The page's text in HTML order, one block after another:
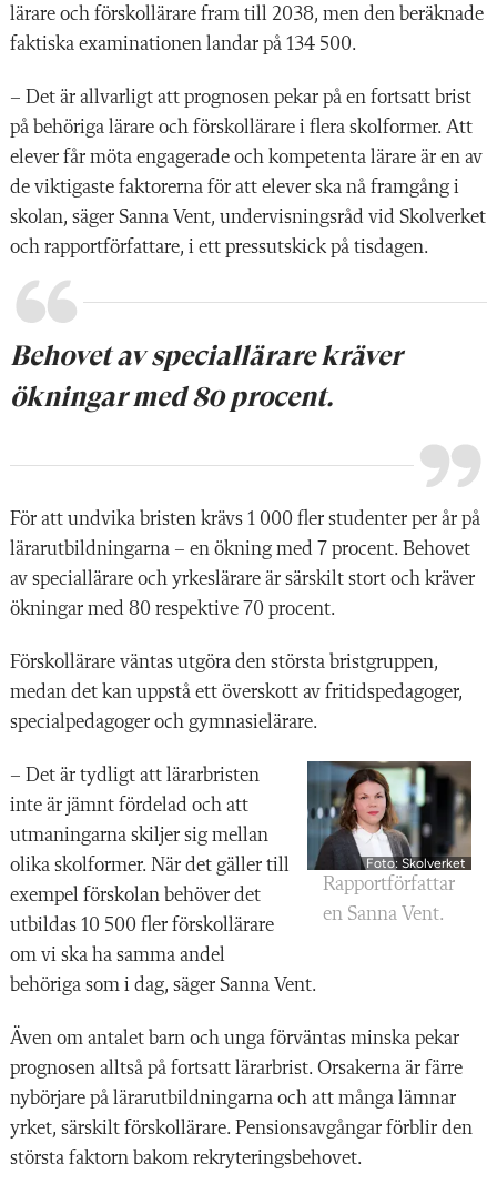
lärare och förskollärare fram till 2038, men den beräknade
faktiska examinationen landar på 134 500.
– Det är allvarligt att prognosen pekar på en fortsatt brist
på behöriga lärare och förskollärare i flera skolformer. Att
elever får möta engagerade och kompetenta lärare är en av
de viktigaste faktorerna för att elever ska nå framgång i
skolan, säger Sanna Vent, undervisningsråd vid Skolverket
och rapportförfattare, i ett pressutskick på tisdagen.
Behovet av speciallärare kräver
ökningar med 80 procent.
För att undvika bristen krävs 1 000 fler studenter per år på
lärarutbildningarna – en ökning med 7 procent. Behovet
av speciallärare och yrkeslärare är särskilt stort och kräver
ökningar med 80 respektive 70 procent.
Förskollärare väntas utgöra den största bristgruppen,
medan det kan uppstå ett överskott av fritidspedagoger,
specialpedagoger och gymnasielärare.
Foto: Skolverket
Rapportförfattar
en Sanna Vent.
– Det är tydligt att lärarbristen
inte är jämnt fördelad och att
utmaningarna skiljer sig mellan
olika skolformer. När det gäller till
exempel förskolan behöver det
utbildas 10 500 fler förskollärare
om vi ska ha samma andel
behöriga som i dag, säger Sanna Vent.
Även om antalet barn och unga förväntas minska pekar
prognosen alltså på fortsatt lärarbrist. Orsakerna är färre
nybörjare på lärarutbildningarna och att många lämnar
yrket, särskilt förskollärare. Pensionsavgångar förblir den
största faktorn bakom rekryteringsbehovet.